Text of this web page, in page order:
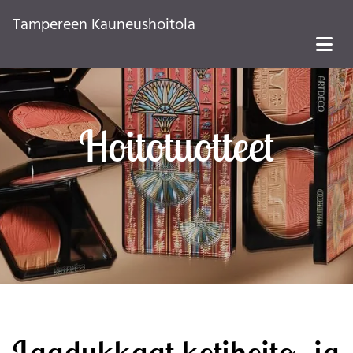
Tampereen Kauneushoitola
Hoitotuotteet